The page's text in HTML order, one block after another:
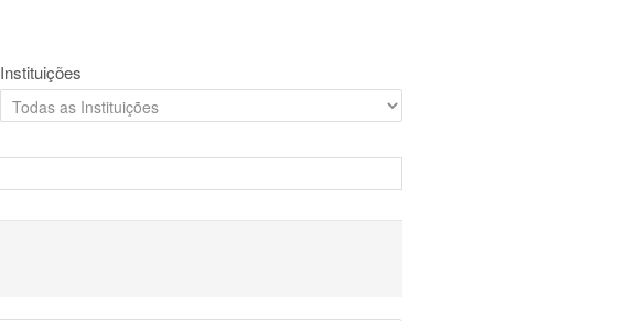
Instituições